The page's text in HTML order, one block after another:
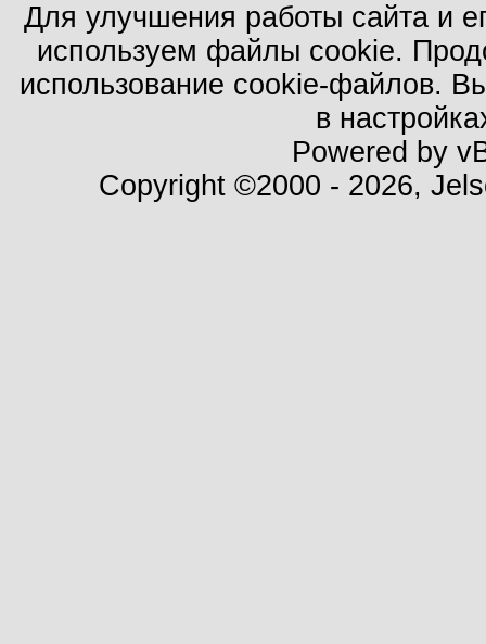
Для улучшения работы сайта и
используем файлы cookie.
использование cookie-файлов.
в
Powered by
Copyright ©2000 - 2026,